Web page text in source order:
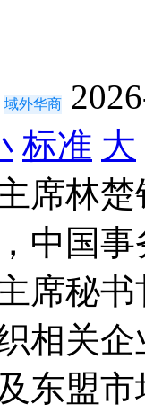
域外华商
标准 大
席林
中国
席秘
相关
东盟